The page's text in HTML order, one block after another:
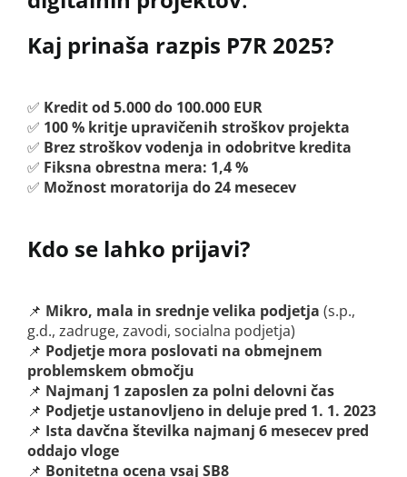
Kaj prinaša razpis P7R 2025?
✅ Kredit od 5.000 do 100.000 EUR
✅ 100 % kritje upravičenih stroškov projekta
✅ Brez stroškov vodenja in odobritve kredita
✅ Fiksna obrestna mera: 1,4 %
✅ Možnost moratorija do 24 mesecev
Kdo se lahko prijavi?
📌 Mikro, mala in srednje velika podjetja (s.p.,
g.d., zadruge, zavodi, socialna podjetja)
📌 Podjetje mora poslovati na obmejnem
problemskem območju
📌 Najmanj 1 zaposlen za polni delovni čas
📌 Podjetje ustanovljeno in deluje pred 1. 1. 2023
📌 Ista davčna številka najmanj 6 mesecev pred
oddajo vloge
📌 Bonitetna ocena vsaj SB8